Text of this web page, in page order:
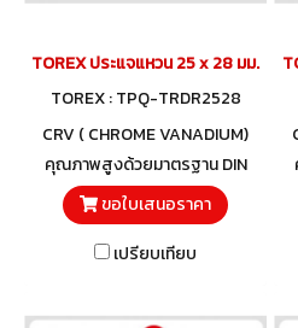
TOREX ประแจแหวน 25 x 28 มม.
TOREX : TPQ-TRDR2528
CRV ( CHROME VANADIUM)
คุณภาพสูงด้วยมาตรฐาน DIN
838 และวัสดุโครมวานาเดียม
ขอใบเสนอราคา
เปรียบเทียบ